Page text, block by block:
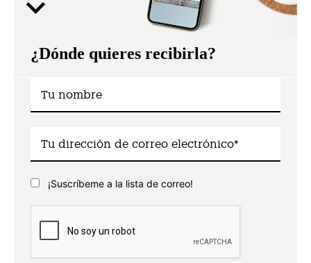
¿Dónde quieres recibirla?
¡Suscríbeme a la lista de correo!